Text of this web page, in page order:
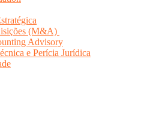
(M&A)
Advisory
e Perícia Jurídica